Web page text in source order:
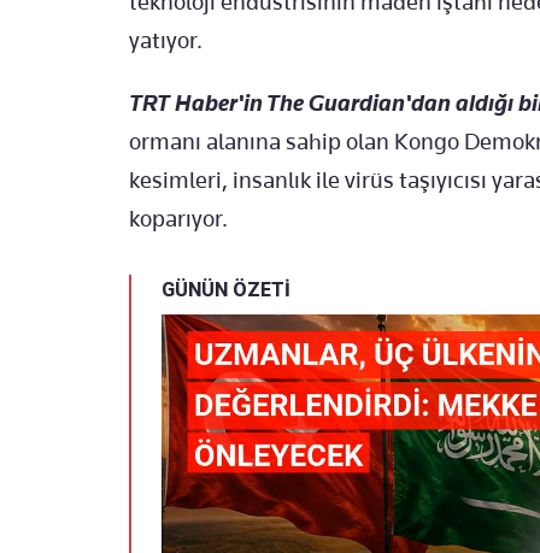
yatıyor.
TRT Haber'in The Guardian'dan aldığı
ormanı alanına sahip olan Kongo
kesimleri, insanlık ile virüs taşıyıcısı
koparıyor.
GÜNÜN ÖZETİ